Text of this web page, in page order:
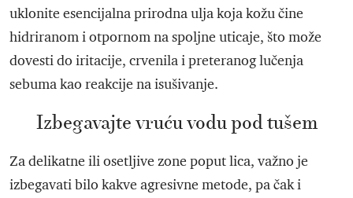
uklonite esencijalna prirodna ulja koja kožu čine
hidriranom i otpornom na spoljne uticaje, što može
dovesti do iritacije, crvenila i preteranog lučenja
sebuma kao reakcije na isušivanje.
Izbegavajte vruću vodu pod tušem
Za delikatne ili osetljive zone poput lica, važno je
izbegavati bilo kakve agresivne metode, pa čak i